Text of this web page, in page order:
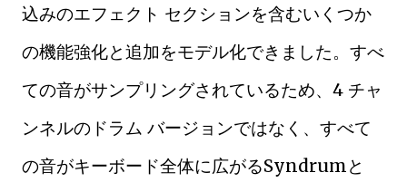
込みのエフェクト セクションを含むいくつか
の機能強化と追加をモデル化できました。すべ
ての音がサンプリングされているため、4 チャ
ンネルのドラム バージョンではなく、すべて
の音がキーボード全体に広がるSyndrumと